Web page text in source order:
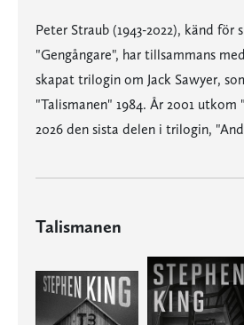
Peter Straub (1943-2022), känd för
"Gengångare", har tillsammans
skapat trilogin om Jack Sawyer,
"Talismanen" 1984. År 2001 utkom
2026 den sista delen i trilogin,
Talismanen